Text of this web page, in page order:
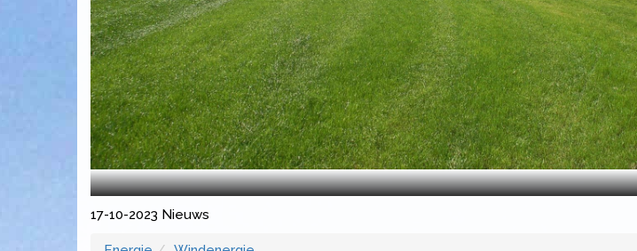
17-10-2023 Nieuws